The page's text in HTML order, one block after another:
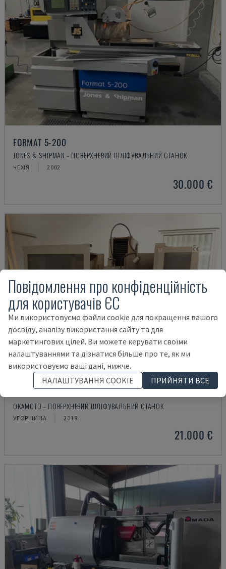
FORMAT 5-200
JONES & SHIPMAN - ПОВЕРХНЕВИЙ ШЛІФУВАЛЬНИЙ СТАНОК
ЧЕХІЯ 2002
30.000 €
ACC84 DX
OKAMOTO - ПОВЕРХНЕВИЙ ШЛІФУВАЛЬНИЙ СТАНОК
УГОРЩИНА 2018
21.000 €
Повідомлення про конфіденційність
для користувачів ЄС
Ми використовуємо файли cookie для покращення вашого
досвіду, аналізу використання сайту та для
маркетингових цілей. Ви можете керувати своїми
налаштуваннями та дізнатися більше про те, як ми
використовуємо ваші дані, нижче.
НАЛАШТУВАННЯ COOKIE
ПРИЙНЯТИ ВСЕ